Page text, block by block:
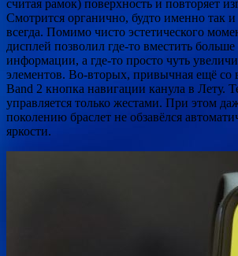
считая рамок) поверхность и повторяет
Смотрится органично, будто именно так
всегда. Помимо чисто эстетического
дисплей позволил где-то вместить
информации, а где-то просто чуть
элементов. Во-вторых, привычная ещё со
Band 2 кнопка навигации канула в Лету.
управляется только жестами. При этом
поколению браслет не обзавёлся
яркости.